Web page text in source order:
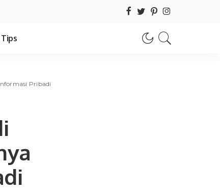
Tips
Pribadi